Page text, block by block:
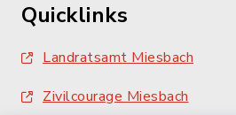
Quicklinks
Landratsamt Miesbach
Zivilcourage Miesbach